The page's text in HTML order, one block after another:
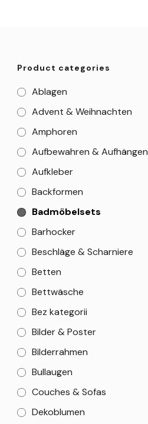
Product categories
Ablagen
Advent & Weihnachten
Amphoren
Aufbewahren & Aufhängen
Aufkleber
Backformen
Badmöbelsets
Barhocker
Beschläge & Scharniere
Betten
Bettwäsche
Bez kategorii
Bilder & Poster
Bilderrahmen
Bullaugen
Couches & Sofas
Dekoblumen